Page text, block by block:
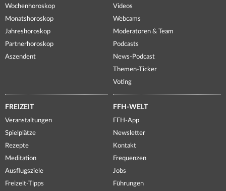
Wochenhoroskop
Monatshoroskop
Jahreshoroskop
Partnerhoroskop
Aszendent
Videos
Webcams
Moderatoren & Team
Podcasts
News-Podcast
Themen-Ticker
Voting
FREIZEIT
Veranstaltungen
Spielplätze
Rezepte
Meditation
Ausflugsziele
Freizeit-Tipps
FFH-WELT
FFH-App
Newsletter
Kontakt
Frequenzen
Jobs
Führungen